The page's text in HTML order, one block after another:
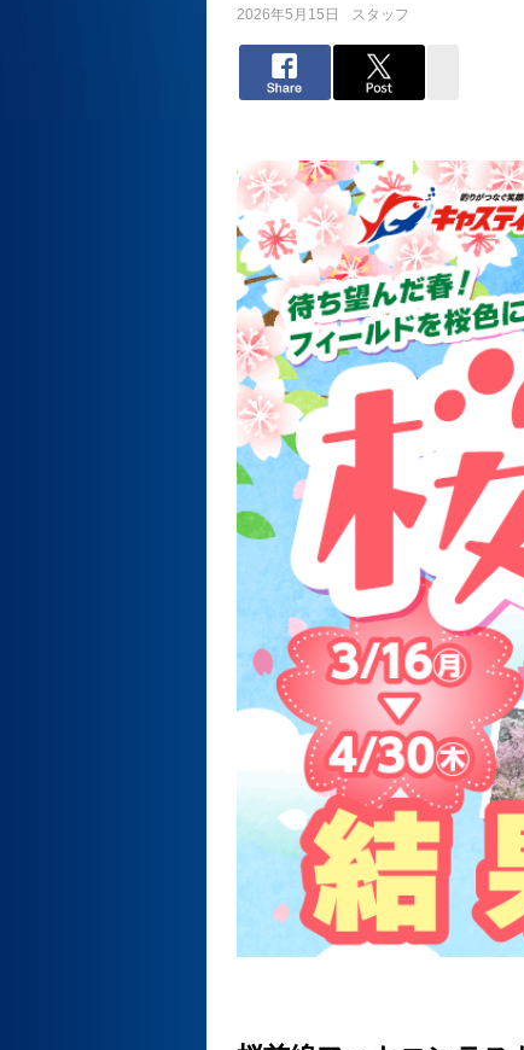
2026年5月15日 スタッフ